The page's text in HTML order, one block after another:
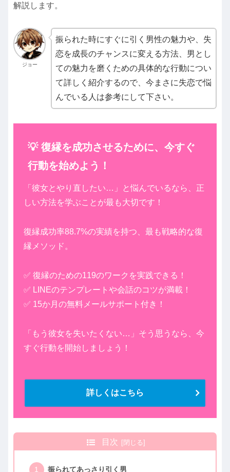
解説します。
ジョー
振られた時にすぐに引く男性の魅力や、失
恋を成長のチャンスに変える方法、男とし
ての魅力を磨くための具体的な行動につい
て詳しく紹介するので、今まさに失恋で悩
んでいる人は参考にして下さい。
💡 復縁を成功させるために、今すぐ
行動を始めよう！
「彼女とやり直したい…」と悩んでいるなら、正
しい方法を学ぶことが最も大切です！
復縁成功率88.7%の実績を持つ、最も戦略的な復
縁メソッド。
✅ 復縁のための119のワークを実践できる！
✅ LINEのテンプレートや会話のコツが満載！
✅ 15か月の無料メールサポート付き！
「もう彼女を失いたくない…」そう思うなら、今
すぐ行動を開始しましょう！
詳しくはこちら
目次
振られてあっさり引く男